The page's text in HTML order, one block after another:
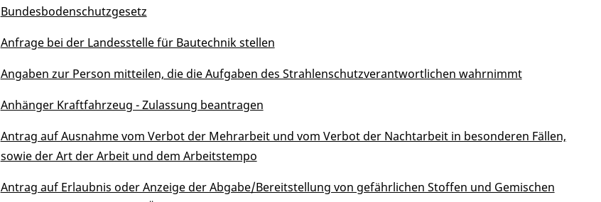
Bundesbodenschutzgesetz
Anfrage bei der Landesstelle für Bautechnik stellen
Angaben zur Person mitteilen, die die Aufgaben des Strahlenschutzverantwortlichen wahrnimmt
Anhänger Kraftfahrzeug - Zulassung beantragen
Antrag auf Ausnahme vom Verbot der Mehrarbeit und vom Verbot der Nachtarbeit in besonderen Fällen,
sowie der Art der Arbeit und dem Arbeitstempo
Antrag auf Erlaubnis oder Anzeige der Abgabe/Bereitstellung von gefährlichen Stoffen und Gemischen